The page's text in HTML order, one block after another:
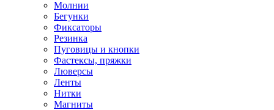
Молнии
Бегунки
Фиксаторы
Резинка
Пуговицы и кнопки
Фастексы, пряжки
Люверсы
Ленты
Нитки
Магниты